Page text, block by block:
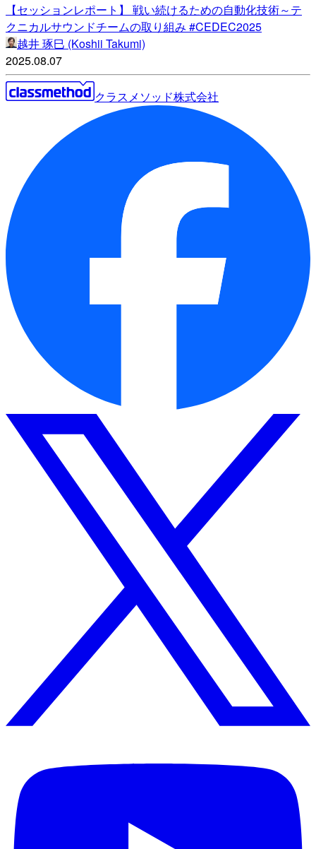
【セッションレポート】 戦い続けるための自動化技術～テ
クニカルサウンドチームの取り組み #CEDEC2025
越井 琢巳 (Koshii Takumi)
2025.08.07
クラスメソッド株式会社